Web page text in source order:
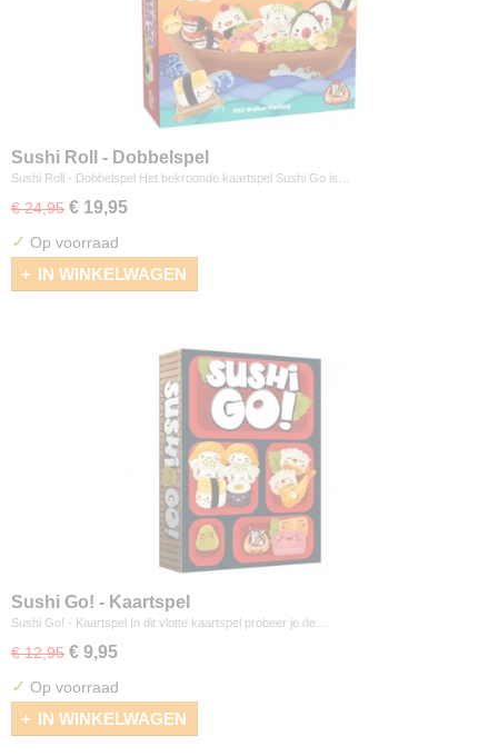
Sushi Roll - Dobbelspel
Sushi Roll - Dobbelspel Het bekroonde kaartspel Sushi Go is…
€ 24,95 € 19,95
✓ Op voorraad
IN WINKELWAGEN
Sushi Go! - Kaartspel
Sushi Go! - Kaartspel In dit vlotte kaartspel probeer je de…
€ 12,95 € 9,95
✓ Op voorraad
IN WINKELWAGEN